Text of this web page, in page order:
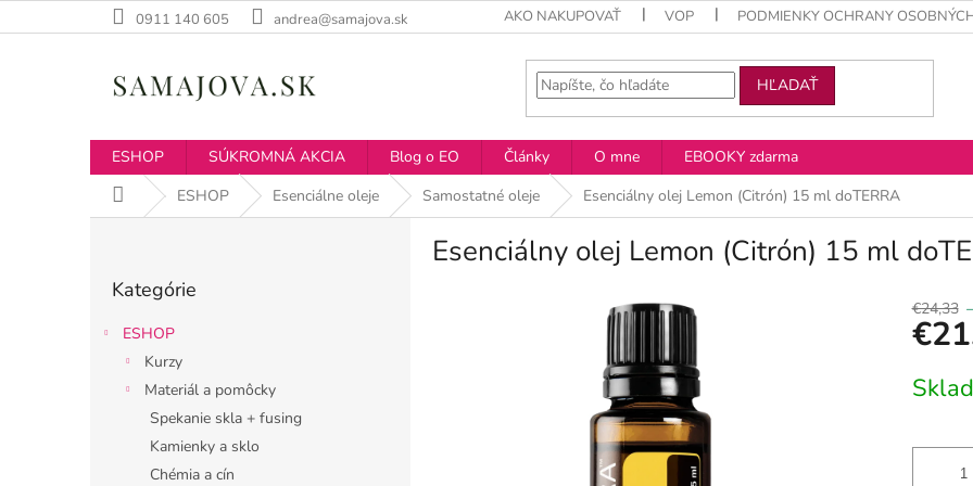
na
0911 140 605 andrea@samajova.sk AKO NAKUPOVAŤ VOP PODMIENKY OCHRANY OSOBNÝCH
HĽADAŤ
ESHOP SÚKROMNÁ AKCIA Blog o EO Články O mne
EBOOKY zdarma
DomovESHOP Esenciálne oleje Samostatné oleje Esenciálny olej Lemon (Citrón) 15 ml doTERRA
kategórie
Kategórie
ESHOP
Kurzy
Materiál a pomôcky
Spekanie skla + fusing
Kamienky a sklo
Chémia a cín
Esenciálny olej Lemon (Citrón) 15 ml
€24,33
cena: